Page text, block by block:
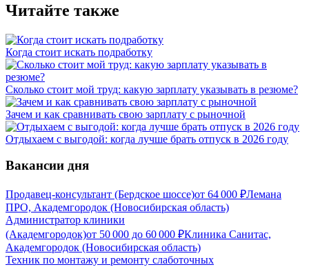
Читайте также
Когда стоит искать подработку
Сколько стоит мой труд: какую зарплату указывать в резюме?
Зачем и как сравнивать свою зарплату с рыночной
Отдыхаем с выгодой: когда лучше брать отпуск в 2026 году
Вакансии дня
Продавец-консультант (Бердское шоссе)от 64 000 ₽Лемана
ПРО, Академгородок (Новосибирская область)
Администратор клиники
(Академгородок)от 50 000 до 60 000 ₽Клиника Санитас,
Академгородок (Новосибирская область)
Техник по монтажу и ремонту слаботочных